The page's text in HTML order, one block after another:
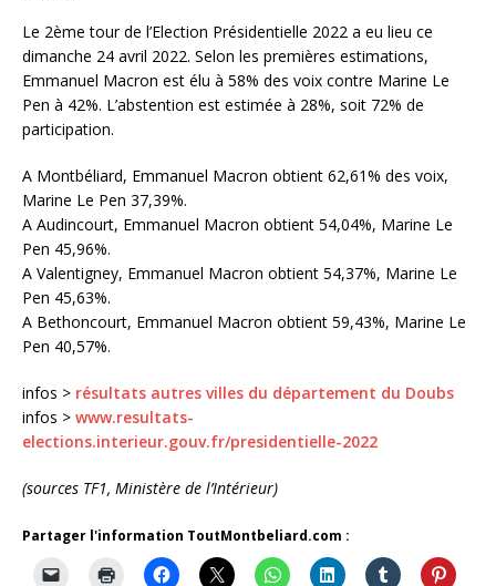
Le 2ème tour de l’Election Présidentielle 2022 a eu lieu ce
dimanche 24 avril 2022. Selon les premières estimations,
Emmanuel Macron est élu à 58% des voix contre Marine Le
Pen à 42%. L’abstention est estimée à 28%, soit 72% de
participation.
A Montbéliard, Emmanuel Macron obtient 62,61% des voix,
Marine Le Pen 37,39%.
A Audincourt, Emmanuel Macron obtient 54,04%, Marine Le
Pen 45,96%.
A Valentigney, Emmanuel Macron obtient 54,37%, Marine Le
Pen 45,63%.
A Bethoncourt, Emmanuel Macron obtient 59,43%, Marine Le
Pen 40,57%.
infos > résultats autres villes du département du Doubs
infos > www.resultats-
elections.interieur.gouv.fr/presidentielle-2022
(sources TF1, Ministère de l’Intérieur)
Partager l'information ToutMontbeliard.com :